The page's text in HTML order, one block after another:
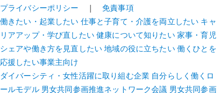
プライバシーポリシー ｜ 免責事項
働きたい・起業したい 仕事と子育て・介護を両立したい キャ
リアアップ・学び直したい 健康について知りたい 家事・育児
シェアや働き方を見直したい 地域の役に立ちたい 働くひとを
応援したい事業主向け
ダイバーシティ・女性活躍に取り組む企業 自分らしく働くロ
ールモデル 男女共同参画推進ネットワーク会議 男女共同参画